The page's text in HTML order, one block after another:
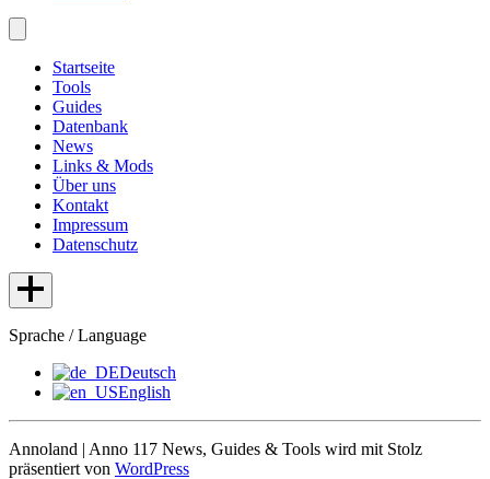
Startseite
Tools
Guides
Datenbank
News
Links & Mods
Über uns
Kontakt
Impressum
Datenschutz
Sprache / Language
Deutsch
English
Annoland | Anno 117 News, Guides & Tools wird mit Stolz
präsentiert von WordPress